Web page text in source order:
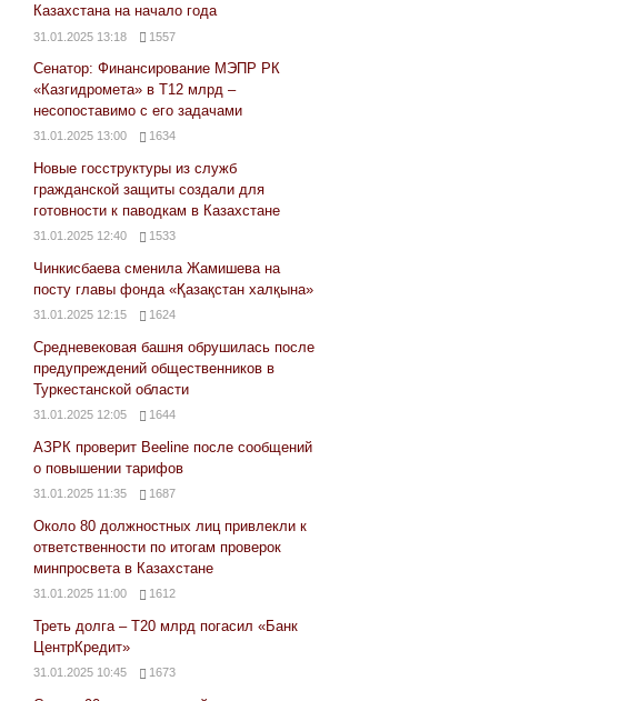
Казахстана на начало года
31.01.2025 13:18 1557
Сенатор: Финансирование МЭПР РК
«Казгидромета» в Т12 млрд –
несопоставимо с его задачами
31.01.2025 13:00 1634
Новые госструктуры из служб
гражданской защиты создали для
готовности к паводкам в Казахстане
31.01.2025 12:40 1533
Чинкисбаева сменила Жамишева на
посту главы фонда «Қазақстан халқына»
31.01.2025 12:15 1624
Средневековая башня обрушилась после
предупреждений общественников в
Туркестанской области
31.01.2025 12:05 1644
АЗРК проверит Beeline после сообщений
о повышении тарифов
31.01.2025 11:35 1687
Около 80 должностных лиц привлекли к
ответственности по итогам проверок
минпросвета в Казахстане
31.01.2025 11:00 1612
Треть долга – Т20 млрд погасил «Банк
ЦентрКредит»
31.01.2025 10:45 1673